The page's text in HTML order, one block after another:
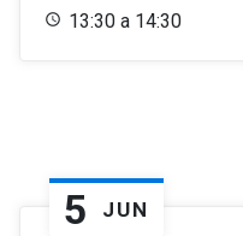
13:30 a 14:30
5 JUN